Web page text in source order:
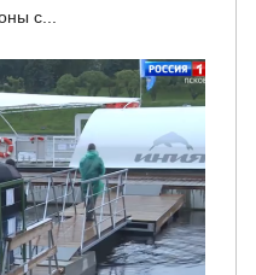
с...